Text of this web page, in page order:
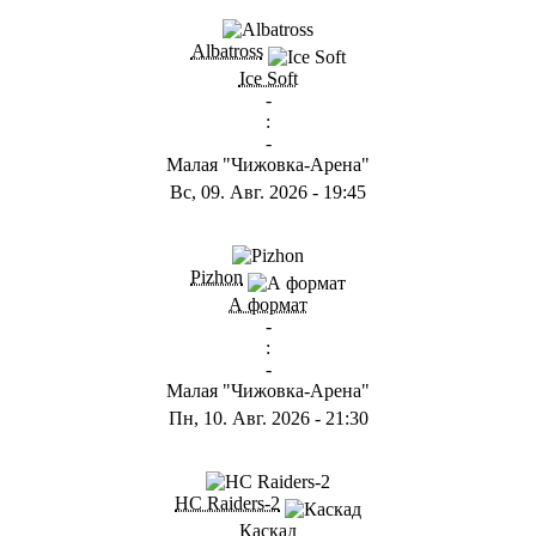
Albatross
Ice Soft
-
:
-
Малая "Чижовка-Арена"
Вс, 09. Авг. 2026 - 19:45
Pizhon
А формат
-
:
-
Малая "Чижовка-Арена"
Пн, 10. Авг. 2026- 21:30
HC Raiders-2
Каскад